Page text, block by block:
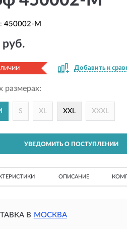
450002-M
руб.
Добавить к
размерах:
S XL XXL XXXL
УВЕДОМИТЬ О ПОСТУПЛЕНИИ
ОПИСАНИЕ
В МОСКВА